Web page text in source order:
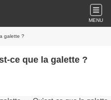
MENU
galette ?
ce que la galette ?